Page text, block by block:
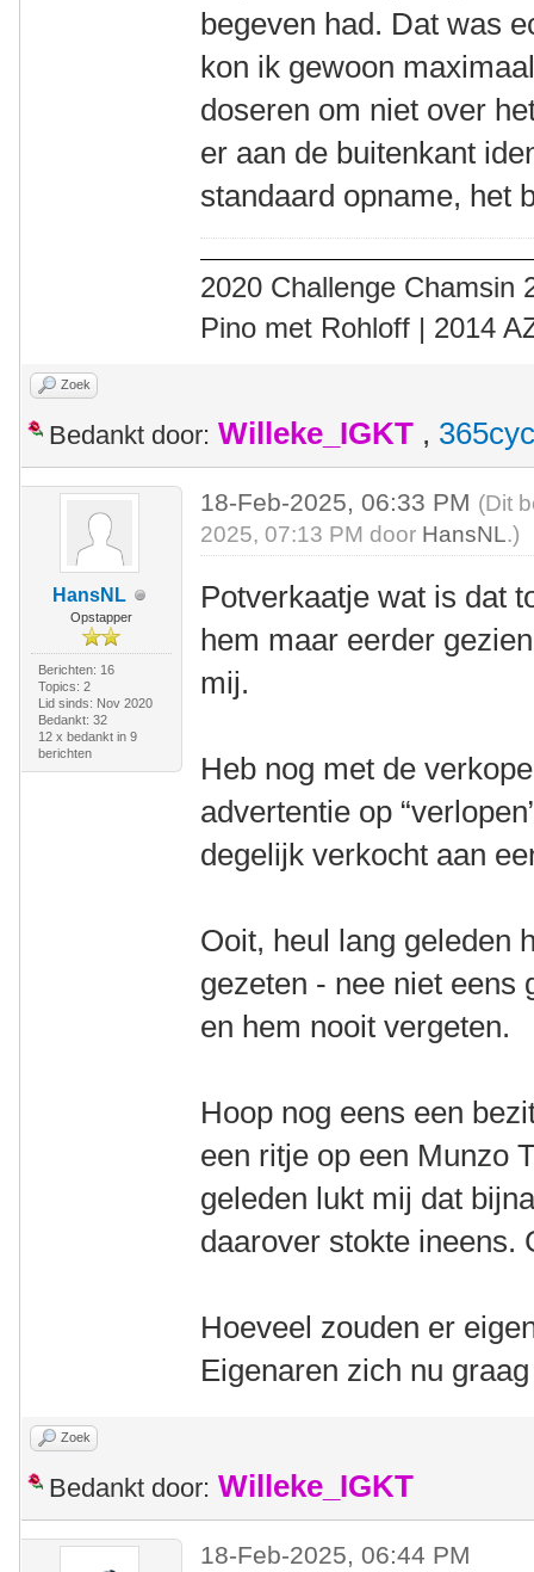
begeven had. Dat was
kon ik gewoon
doseren om niet over
er aan de buitenkant
standaard opname, het
2020 Challenge Chamsin
Pino met Rohloff | 2014
Zoek
Bedankt door: Willeke_IGKT ,
HansNL
Opstapper
Berichten: 16
Topics: 2
Lid sinds: Nov 2020
Bedankt: 32
12 x bedankt in 9
berichten
18-Feb-2025, 06:33 PM (Dit
2025, 07:13 PM door HansNL.)
Potverkaatje wat is dat
hem maar eerder
mij.
Heb nog met de
advertentie op
degelijk verkocht aan
Ooit, heul lang geleden
gezeten - nee niet eens
en hem nooit vergeten.
Hoop nog eens een
een ritje op een Munzo
geleden lukt mij dat
daarover stokte ineens.
Hoeveel zouden er
Eigenaren zich nu
Zoek
Bedankt door: Willeke_IGKT
18-Feb-2025, 06:44 PM